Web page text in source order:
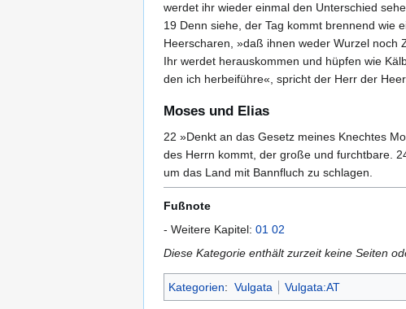
werdet ihr wieder einmal den Unterschied
19 Denn siehe, der Tag kommt brennend wie
Heerscharen, »daß ihnen weder Wurzel noch
Ihr werdet herauskommen und hüpfen wie
den ich herbeiführe«, spricht der Herr der
Moses und Elias
22 »Denkt an das Gesetz meines Knechtes
des Herrn kommt, der große und furchtbare.
um das Land mit Bannfluch zu schlagen.
Fußnote
- Weitere Kapitel: 01 02
Diese Kategorie enthält zurzeit keine Seiten
Kategorien: Vulgata Vulgata:AT